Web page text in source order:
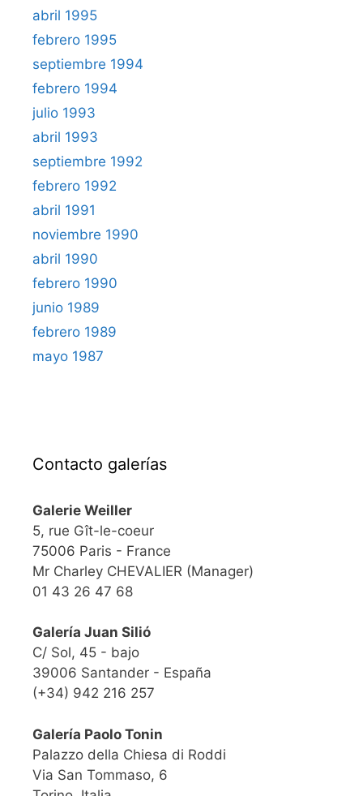
abril 1995
febrero 1995
septiembre 1994
febrero 1994
julio 1993
abril 1993
septiembre 1992
febrero 1992
abril 1991
noviembre 1990
abril 1990
febrero 1990
junio 1989
febrero 1989
mayo 1987
Contacto galerías
Galerie Weiller
5, rue Gît-le-coeur
75006 Paris - France
Mr Charley CHEVALIER (Manager)
01 43 26 47 68
Galería Juan Silió
C/ Sol, 45 - bajo
39006 Santander - España
(+34) 942 216 257
Galería Paolo Tonin
Palazzo della Chiesa di Roddi
Via San Tommaso, 6